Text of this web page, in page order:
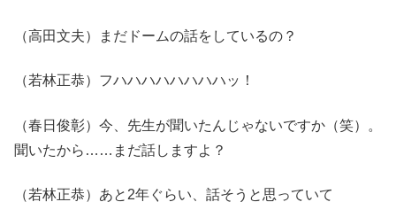
（高田文夫）まだドームの話をしているの？
（若林正恭）フハハハハハハハハッ！
（春日俊彰）今、先生が聞いたんじゃないですか（笑）。
聞いたから……まだ話しますよ？
（若林正恭）あと2年ぐらい、話そうと思っていて